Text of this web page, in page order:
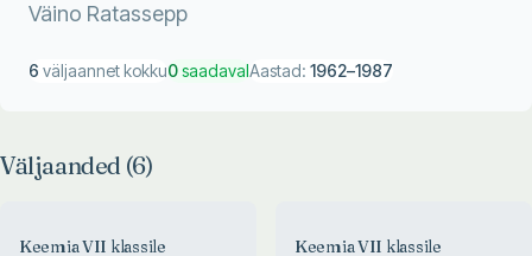
Väino Ratassepp
6 väljaannet kokku0saadavalAastad: 1962–1987
Väljaanded (6)
Keemia VII klassile Keemia VII klassile